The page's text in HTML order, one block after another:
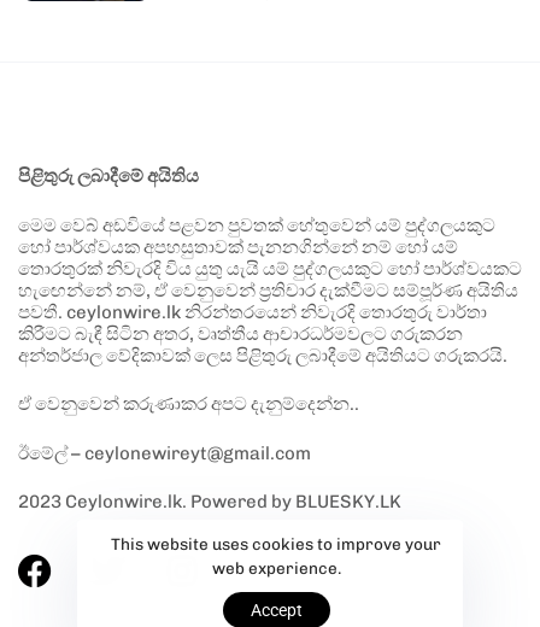
පිළිතුරු ලබාදීමේ අයිතිය
මෙම වෙබ් අඩවියේ පළවන පුවතක් හේතුවෙන් යම් පුද්ගලයකුට
හෝ පාර්ශ්වයක අපහසුතාවක් පැනනගින්නේ නම් හෝ යම්
තොරතුරක් නිවැරදි විය යුතු යැයි යම් පුද්ගලයකුට හෝ පාර්ශ්වයකට
හැඟෙන්නේ නම්, ඒ වෙනුවෙන් ප්‍රතිචාර දැක්වීමට සම්පූර්ණ අයිතිය
පවතී. ceylonwire.lk නිරන්තරයෙන් නිවැරදි තොරතුරු වාර්තා
කිරීමට බැඳී සිටින අතර, වෘත්තීය ආචාරධර්මවලට ගරුකරන
අන්තර්ජාල වේදිකාවක් ලෙස පිළිතුරු ලබාදීමේ අයිතියට ගරුකරයි.
ඒ වෙනුවෙන් කරුණාකර අපට දැනුම්දෙන්න..
ඊමේල් – ceylonewireyt@gmail.com
2023 Ceylonwire.lk. Powered by BLUESKY.LK
This website uses cookies to improve your
web experience.
Accept